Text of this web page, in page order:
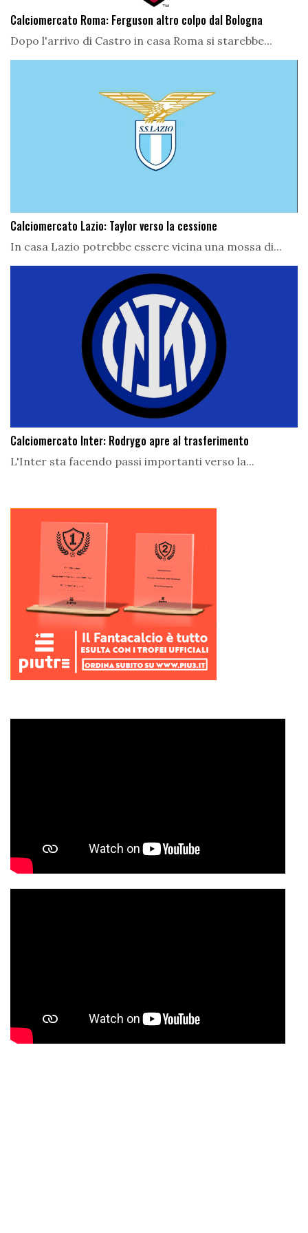
Calciomercato Roma: Ferguson altro colpo dal Bologna
Dopo l'arrivo di Castro in casa Roma si starebbe...
Calciomercato Lazio: Taylor verso la cessione
In casa Lazio potrebbe essere vicina una mossa di...
Calciomercato Inter: Rodrygo apre al trasferimento
L'Inter sta facendo passi importanti verso la...